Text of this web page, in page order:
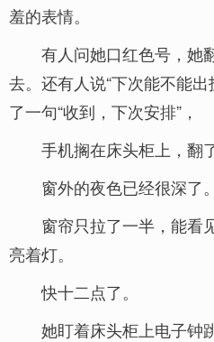
羞的表情。
有人问她口红色号，她
去。还有人说“下次能不能
了一句“收到，下次安排”，
手机搁在床头柜上，翻
窗外的夜色已经很深了。
窗帘只拉了一半，能看
亮着灯。
快十二点了。
她盯着床头柜上电子